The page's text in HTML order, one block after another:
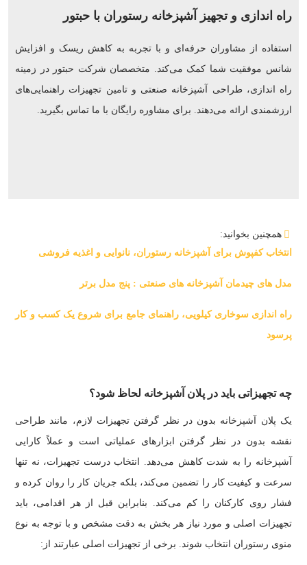
راه اندازی و تجهیز آشپزخانه رستوران با حبتور
استفاده از مشاوران حرفه‌ای و با تجربه به کاهش ریسک و افزایش
شانس موفقیت شما کمک می‌کند. متخصصان شرکت حبتور در زمینه
راه اندازی، طراحی آشپزخانه صنعتی و تامین تجهیزات راهنمایی‌های
ارزشمندی ارائه می‌دهند. برای مشاوره رایگان با ما تماس بگیرید.
همچنین بخوانید:
انتخاب کفپوش برای آشپزخانه رستوران، نانوایی و اغذیه فروشی
مدل های چیدمان آشپزخانه های صنعتی : پنج مدل برتر
راه ‌اندازی سوخاری کیلویی، راهنمای جامع برای شروع یک کسب ‌و کار
پرسود
چه تجهیزاتی باید در پلان آشپزخانه لحاظ شود؟
یک پلان آشپزخانه بدون در نظر گرفتن تجهیزات لازم، مانند طراحی
نقشه بدون در نظر گرفتن ابزارهای عملیاتی است و عملاً کارایی
آشپزخانه را به شدت کاهش می‌دهد. انتخاب درست تجهیزات، نه تنها
سرعت و کیفیت کار را تضمین می‌کند، بلکه جریان کار را روان کرده و
فشار روی کارکنان را کم می‌کند. بنابراین قبل از هر اقدامی، باید
تجهیزات اصلی و مورد نیاز هر بخش به دقت مشخص و با توجه به نوع
منوی رستوران انتخاب شوند. برخی از تجهیزات اصلی عبارتند از: